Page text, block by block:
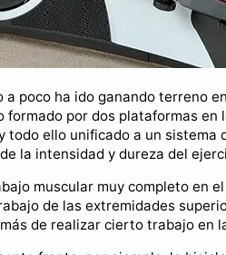
a poco ha ido ganando terreno
formado por dos plataformas
todo ello unificado a un
la intensidad y dureza del
muscular muy completo en
de las extremidades
de realizar cierto trabajo en